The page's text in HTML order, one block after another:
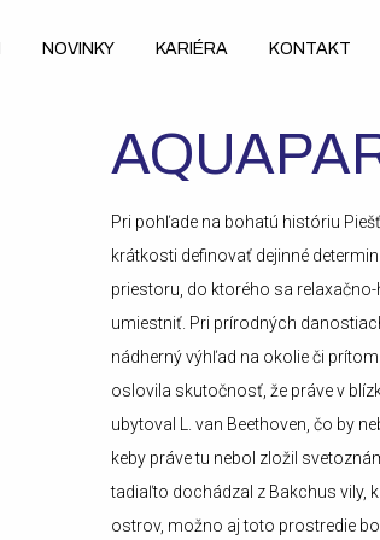
NOVINKY KARIÉRA KONTAKT
Pri pohľade na bohatú históriu
krátkosti definovať dejinné
priestoru, do ktorého sa
umiestniť. Pri prírodných
nádherný výhľad na okolie či
oslovila skutočnosť, že práve v
ubytoval L. van Beethoven, čo by
keby práve tu nebol zložil
tadiaľto dochádzal z Bakchus vily,
ostrov, možno aj toto prostredie